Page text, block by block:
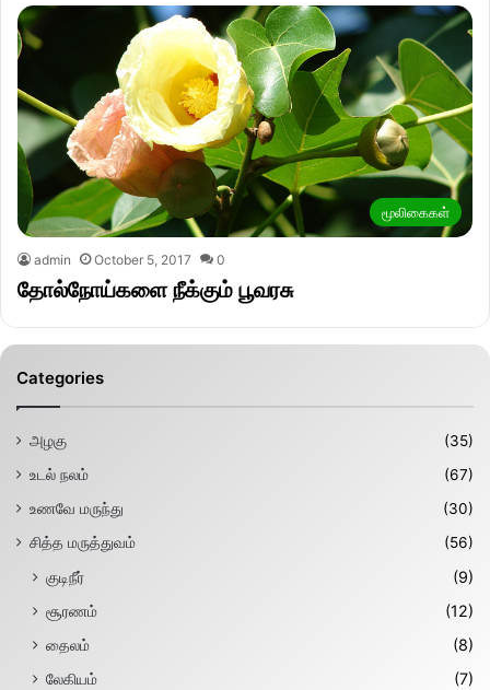
மூலிகைகள்
admin October 5, 2017 0
தோல்நோய்களை நீக்கும் பூவரசு
Categories
அழகு
(35)
உடல் நலம்
(67)
உணவே மருந்து
(30)
சித்த மருத்துவம்
(56)
குடிநீர்
(9)
சூரணம்
(12)
தைலம்
(8)
லேகியம்
(7)